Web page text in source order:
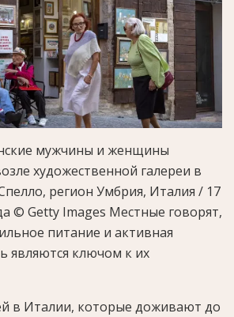
мужчины и женщины
художественной галереи в
регион Умбрия, Италия / 17
© Getty Images Местные говорят,
питание и активная
являются ключом к их
в Италии, которые доживают до